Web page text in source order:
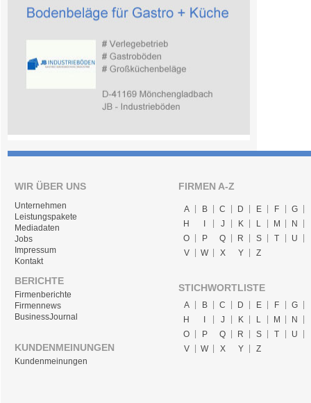
WIR ÜBER UNS
Unternehmen
Leistungspakete
Mediadaten
Jobs
Impressum
Kontakt
BERICHTE
Firmenberichte
Firmennews
BusinessJournal
KUNDENMEINUNGEN
Kundenmeinungen
FIRMEN A-Z
A B C D E F
G
H
I J K L M
N
O
P Q R S T
U
V
W X Y Z
STICHWORTLISTE
A B C D E F
G
H
J K L M
N
O
P Q R S T
U
V
W X Y Z